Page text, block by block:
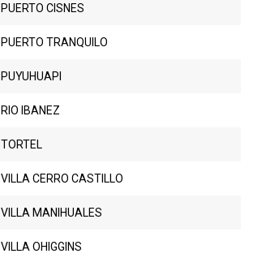
PUERTO CISNES
PUERTO TRANQUILO
PUYUHUAPI
RIO IBANEZ
TORTEL
VILLA CERRO CASTILLO
VILLA MANIHUALES
VILLA OHIGGINS